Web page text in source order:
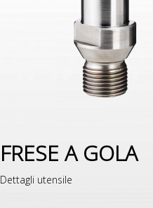
FRESE A GOLA
Dettagli utensile